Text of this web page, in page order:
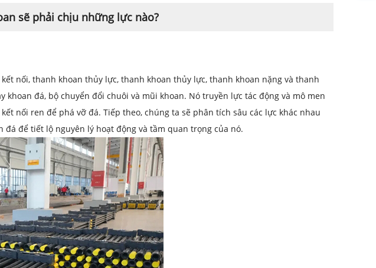
sẽ phải chịu những lực nào?
nối, thanh khoan thủy lực, thanh khoan thủy lực, thanh khoan nặng và thanh
đá, bộ chuyển đổi chuôi và mũi khoan. Nó truyền lực tác động và mô men
nối ren để phá vỡ đá. Tiếp theo, chúng ta sẽ phân tích sâu các lực khác nhau
để tiết lộ nguyên lý hoạt động và tầm quan trọng của nó.